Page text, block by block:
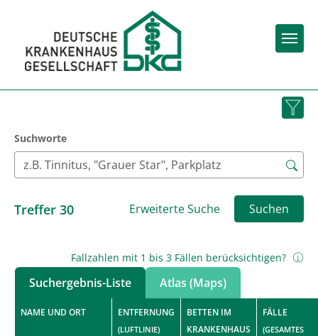
Suchworte
Treffer 30 Erweiterte Suche Suchen
Suchergebnis-Liste Atlas (Maps)
Fallzahlen mit 1 bis 3 Fällen berücksichtigen?
NAME UND ORT ENTFERNUNG
(LUFTLINIE)
BETTEN IM
KRANKENHAUS
FÄLLE
(GESAMTES